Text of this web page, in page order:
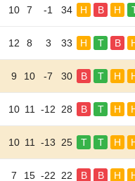
10 7 -1 34 H B H
12 8 3 33 H T B
9 10 -7 30 B T H
10 11 -12 28 B T H
10 11 -13 25 T T H
7 15 -22 22 B B H